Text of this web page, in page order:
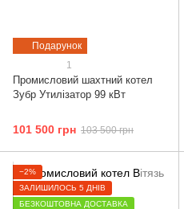
Подарунок
1
Промисловий шахтний котел
Зубр Утилізатор 99 кВт
101 500 грн 103 500 грн
−2%
ЗАЛИШИЛОСЬ 5 ДНІВ
БЕЗКОШТОВНА ДОСТАВКА